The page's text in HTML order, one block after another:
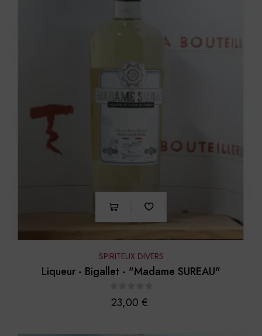
SPIRITEUX DIVERS
Liqueur - Bigallet - "Madame SUREAU"
Prix
23,00 €